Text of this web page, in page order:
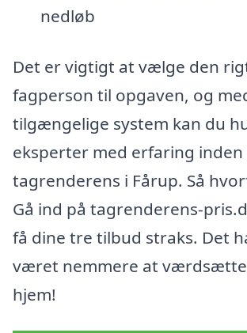
nedløb
Det er vigtigt at vælge den
fagperson til opgaven, og
tilgængelige system kan du
eksperter med erfaring
tagrenderens i Fårup. Så
Gå ind på tagrenderens-
få dine tre tilbud straks. Det
været nemmere at
hjem!